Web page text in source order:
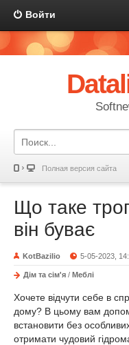
Войти
Полная версия сайта
Що таке
він буває
KotBazilio 5-05-2023,
Дім та сім'я / Меблі
Хочете відчути себе в
дому? В цьому вам
встановити без
отримати чудовий